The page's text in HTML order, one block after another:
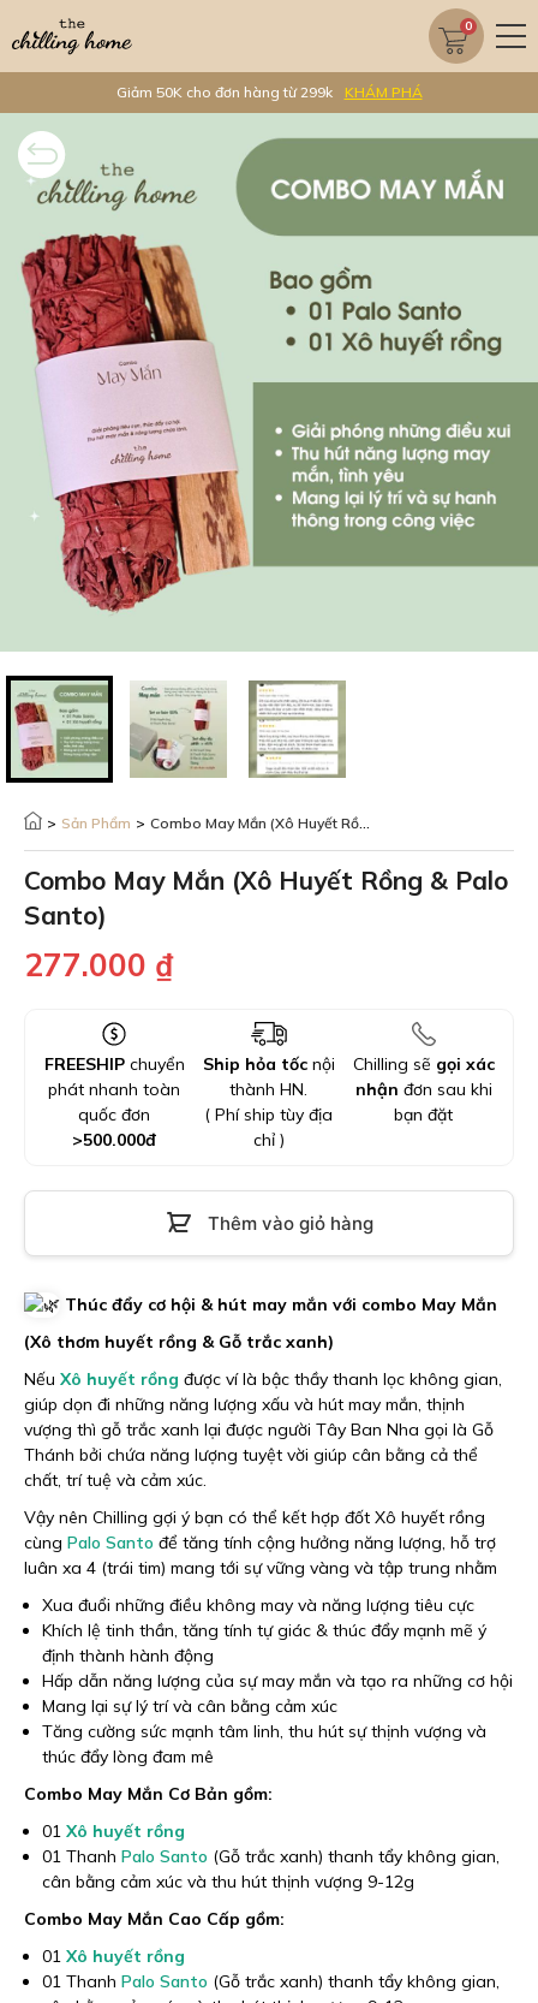
0
Giảm 50K cho đơn hàng từ 299k KHÁM PHÁ
> Sản Phẩm > Combo May Mắn (Xô Huyết Rồng & Palo Santo)
Combo May Mắn (Xô Huyết Rồng & Palo
Santo)
277.000 ₫
FREESHIPchuyển
phát nhanh toàn
quốc đơn
>500.000đ
Ship hỏa tốcnội
thành HN.
( Phí ship tùy địa
chỉ )
Chilling sẽ gọi xác
nhận đơn sau khi
bạn đặt
Thêm vào giỏ hàng
Thúc đẩy cơ hội & hút may mắn với combo May Mắn
(Xô thơm huyết rồng & Gỗ trắc xanh)
Nếu Xô huyết rồng được ví là bậc thầy thanh lọc không gian,
giúp dọn đi những năng lượng xấu và hút may mắn, thịnh
vượng thì gỗ trắc xanh lại được người Tây Ban Nha gọi là Gỗ
Thánh bởi chứa năng lượng tuyệt vời giúp cân bằng cả thể
chất, trí tuệ và cảm xúc.
Vậy nên Chilling gợi ý bạn có thể kết hợp đốt Xô huyết rồng
cùng Palo Santo để tăng tính cộng hưởng năng lượng, hỗ trợ
luân xa 4 (trái tim) mang tới sự vững vàng và tập trung nhằm
Xua đuổi những điều không may và năng lượng tiêu cực
Khích lệ tinh thần, tăng tính tự giác & thúc đẩy mạnh mẽ ý
định thành hành động
Hấp dẫn năng lượng của sự may mắn và tạo ra những cơ hội
Mang lại sự lý trí và cân bằng cảm xúc
Tăng cường sức mạnh tâm linh, thu hút sự thịnh vượng và
thúc đẩy lòng đam mê
Combo May Mắn Cơ Bản gồm:
01 Xô huyết rồng
01 Thanh Palo Santo (Gỗ trắc xanh) thanh tẩy không gian,
cân bằng cảm xúc và thu hút thịnh vượng 9-12g
Combo May Mắn Cao Cấp gồm:
01 Xô huyết rồng
01 Thanh Palo Santo (Gỗ trắc xanh) thanh tẩy không gian,